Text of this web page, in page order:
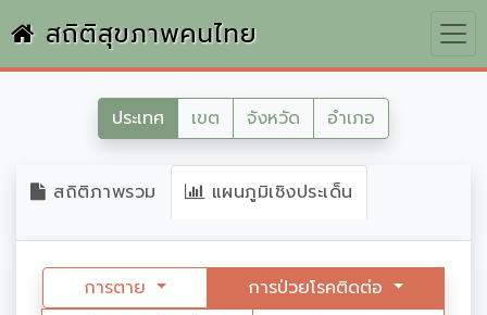
สถิติสุขภาพคนไทย
ประเทศ เขต จังหวัด อำเภอ
สถิติภาพรวม แผนภูมิเชิงประเด็น
การตาย
การป่วยโรคติดต่อ